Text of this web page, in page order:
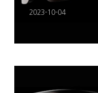
2023-10-04